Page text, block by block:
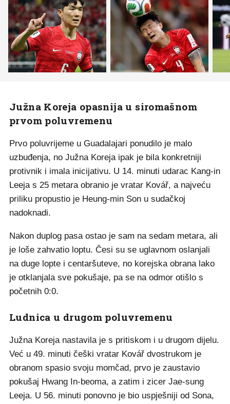
Južna Koreja opasnija u siromašnom
prvom poluvremenu
Prvo poluvrijeme u Guadalajari ponudilo je malo
uzbuđenja, no Južna Koreja ipak je bila konkretniji
protivnik i imala inicijativu. U 14. minuti udarac Kang-in
Leeja s 25 metara obranio je vratar Kovář, a najveću
priliku propustio je Heung-min Son u sudačkoj
nadoknadi.
Nakon duplog pasa ostao je sam na sedam metara, ali
je loše zahvatio loptu. Česi su se uglavnom oslanjali
na duge lopte i centaršuteve, no korejska obrana lako
je otklanjala sve pokušaje, pa se na odmor otišlo s
početnih 0:0.
Ludnica u drugom poluvremenu
Južna Koreja nastavila je s pritiskom i u drugom dijelu.
Već u 49. minuti češki vratar Kovář dvostrukom je
obranom spasio svoju momčad, prvo je zaustavio
pokušaj Hwang In-beoma, a zatim i zicer Jae-sung
Leeja. U 56. minuti ponovno je bio uspješniji od Sona,